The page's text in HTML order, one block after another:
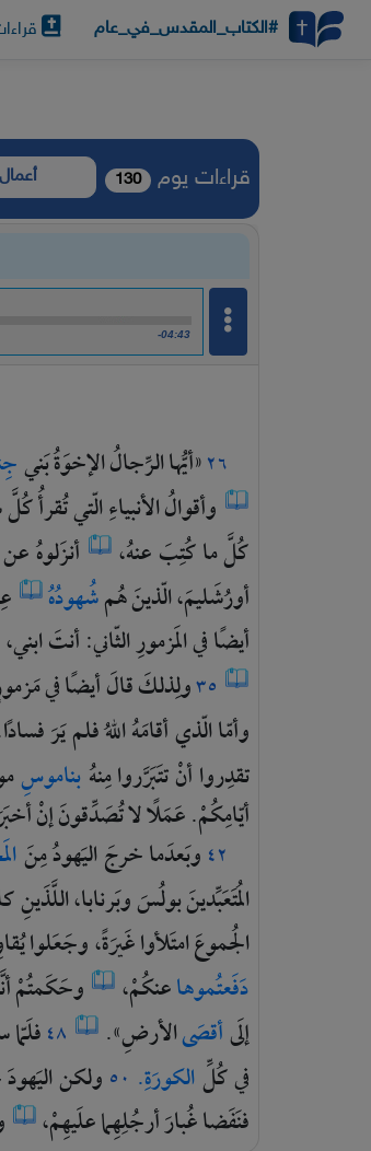
#الكتاب_المقدس_في_عام
قراءات يوم 130 أعمال
-04:43
٢٦«أيُّهاالرِّجالُالإخوَةُبَني
وأقوالُالأنبياءِالّتيتُقرأُكُلَّ
كُلَّماكُتِبَعنهُ، أنزَلوهُعن
أورُشَليمَ،الّذينَهُمشُهودُهُ
أيضًافيالمَزمورِالثّاني:أنتَابني،
٣٥ولِذلكَقالَأيضًافي
وأمّاالّذيأقامَهُاللهُفلميَرَ
تقدِرواأنْتتَبَرَّروامِنهُبناموسِ
أيّامِكُمْ.عَمَلًالاتُصَدِّقونَإنْ
٤٢ وبَعدَماخرجَاليَهودُمِنَ
المُتَعَبِّدينَبولُسَوبَرنابا،اللَّذَينِ
الجُموعَامتَلأواغَيرَةً،وجَعَلوا
دَفَعتُموهاعنكُمْ، وحَكَمتُمْ
إلَىأقصَىالأرضِ». ٤٨فلَمّا
فيكُلِّالكورَةِ. ٥٠ ولكناليَهودَ
فنَفَضاغُبارَأرجُلِهِماعلَيهِمْ،